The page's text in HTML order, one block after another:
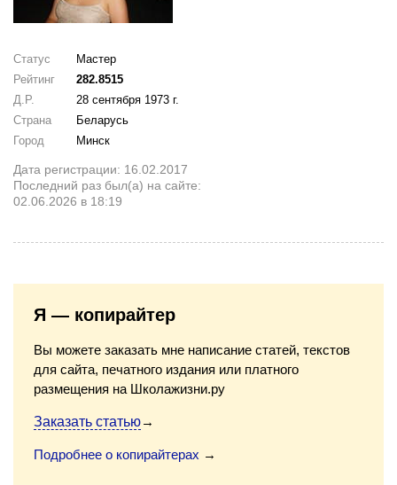
Статус
Мастер
Рейтинг
282.8515
Д.Р.
28 сентября 1973 г.
Страна
Беларусь
Город
Минск
Дата регистрации: 16.02.2017
Последний раз был(а) на сайте:
02.06.2026 в 18:19
Я — копирайтер
Вы можете заказать мне написание статей, текстов
для сайта, печатного издания или платного
размещения на Школажизни.ру
Заказать статью→
Подробнее о копирайтерах →